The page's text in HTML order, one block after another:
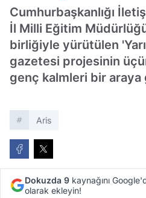
Cumhurbaşkanlığı
İl Milli Eğitim
birliğiyle yürütülen
gazetesi projesinin
genç kalmleri bir
Aris
Dokuzda 9 kaynağını
olarak ekleyin!